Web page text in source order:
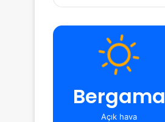
Bergama
Açık hava